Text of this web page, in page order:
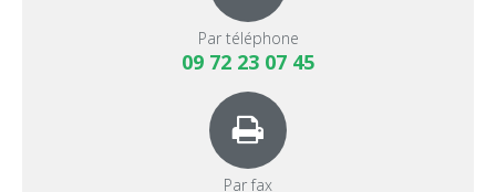
Par téléphone
09 72 23 07 45
Par fax